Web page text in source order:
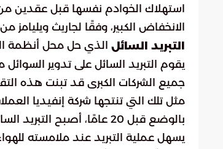
الانخفاض الكبير، وفقًا لجاريث
التبريد السائل الذي حل محل أنظمة
يقوم التبريد السائل على تدوير السوائل
جميع الشركات الكبرى قد تبنت هذه
بالوضع قبل 20 عامًا،
يسهل عملية التبريد عند ملامسته